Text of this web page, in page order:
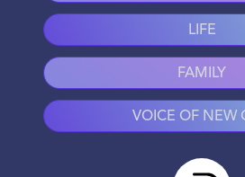
LIFE
FAMILY
VOICE OF NEW